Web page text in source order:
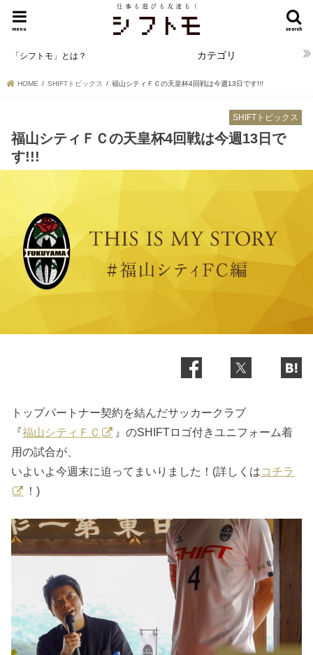
search
menu
「シフトモ」とは？ カテゴリ
HOME SHIFTトピックス 福山シティＦＣの天皇杯4回戦は今週13日です!!!
SHIFTトピックス
福山シティＦＣの天皇杯4回戦は今週13日で
す!!!
トップパートナー契約を結んだサッカークラブ
『福山シティＦＣ
』のSHIFTロゴ付きユニフォーム着
用の試合が、
いよいよ今週末に迫ってまいりました！(詳しくはコチラ
！)